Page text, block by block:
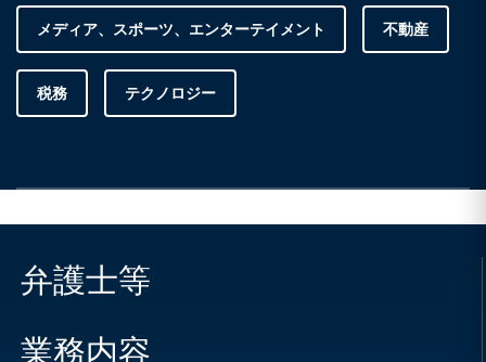
メディア、スポーツ、エンターテイメント 不動産
税務 テクノロジー
弁護士等
業務内容